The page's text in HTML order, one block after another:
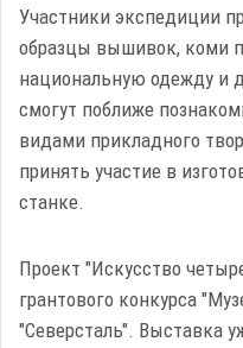
Участники экспедиции
образцы вышивок, коми
национальную одежду и
смогут поближе
видами прикладного
принять участие в
станке.
Проект "Искусство
грантового конкурса
"Северсталь". Выставка